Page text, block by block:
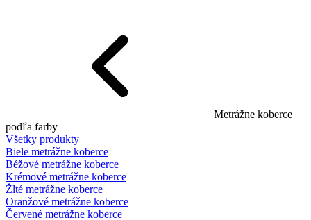
Metrážne koberce
podľa farby
Všetky produkty
Biele metrážne koberce
Béžové metrážne koberce
Krémové metrážne koberce
Žlté metrážne koberce
Oranžové metrážne koberce
Červené metrážne koberce